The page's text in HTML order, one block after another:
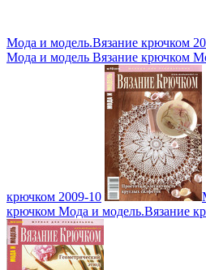
Мода и модель.Вязание крючком
Мода и модель Вязание крючком
крючком 2009-10
крючком Мода и модель.Вязание